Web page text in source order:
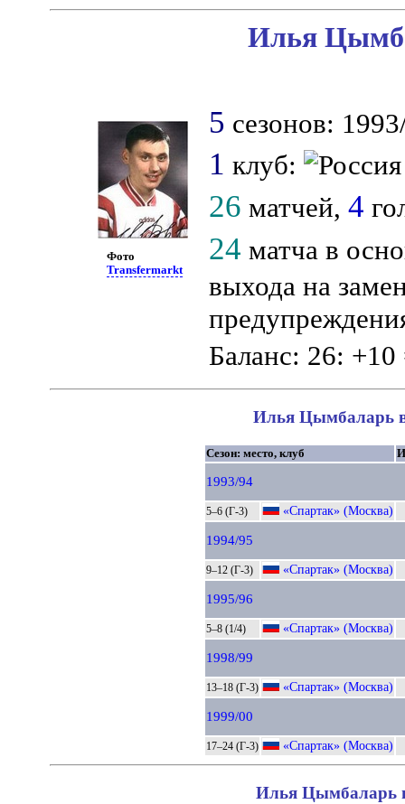
Фото
Transfermarkt
Илья
5 сезонов:
1 клуб:
26 матчей,4
24 матча в
выхода на
Баланс: 26: +10
Илья Цымбаларь в
Сезон: место, клуб
1993/94
5–6 (Г-3) «Спартак» (Москва)
1994/95
9–12 (Г-3) «Спартак» (Москва)
1995/96
5–8 (1/4) «Спартак» (Москва)
1998/99
13–18 (Г-3) «Спартак» (Москва)
1999/00
17–24 (Г-3) «Спартак» (Москва)
Илья Цымбаларь